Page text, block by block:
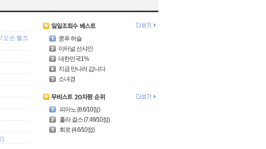
/오손 웰즈
)
쿵푸 허슬
이터널 선샤인
대한민국1%
지금 만나러 갑니다
소녀경
피아노 (8.6/10점)
훌라 걸스 (7.49/10점)
회로 (4.6/10점)